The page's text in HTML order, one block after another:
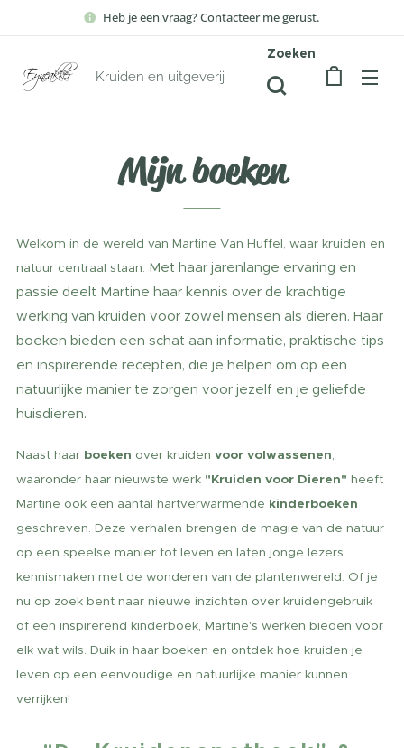
Heb je een vraag? Contacteer me gerust.
Kruiden en uitgeverij
Zoeken
Mijn boeken
Welkom in de wereld van Martine Van Huffel, waar kruiden en
natuur centraal staan. Met haar jarenlange ervaring en
passie deelt Martine haar kennis over de krachtige
werking van kruiden voor zowel mensen als dieren. Haar
boeken bieden een schat aan informatie, praktische tips
en inspirerende recepten, die je helpen om op een
natuurlijke manier te zorgen voor jezelf en je geliefde
huisdieren.
Naast haar boeken over kruiden voor volwassenen,
waaronder haar nieuwste werk "Kruiden voor Dieren" heeft
Martine ook een aantal hartverwarmende kinderboeken
geschreven. Deze verhalen brengen de magie van de natuur
op een speelse manier tot leven en laten jonge lezers
kennismaken met de wonderen van de plantenwereld. Of je
nu op zoek bent naar nieuwe inzichten over kruidengebruik
of een inspirerend kinderboek, Martine's werken bieden voor
elk wat wils. Duik in haar boeken en ontdek hoe kruiden je
leven op een eenvoudige en natuurlijke manier kunnen
verrijken!